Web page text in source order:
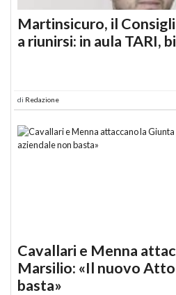
Martinsicuro, il
a riunirsi: in aula TARI,
di Redazione
Cavallari e Menna
Marsilio: «Il nuovo
basta»